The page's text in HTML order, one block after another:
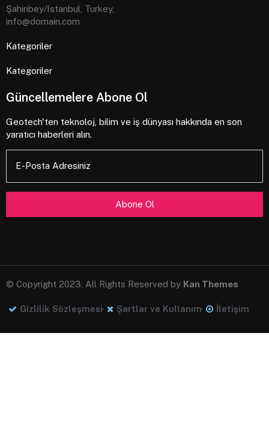
Şahinbey/Istanbul, Turkey,
info@domain.com
Kategoriler
Kategoriler
Güncellemelere Abone Ol
Geotech'ten teknoloj, bilim ve iş dünyası hakkında en son
yaratıcı haberleri alın.
E-Posta Adresiniz
© Copyright 2023, All Rights Reserved by Kan Themes
Gizlilik Sözleşmesi Şartlar ve Kullanım İletişim